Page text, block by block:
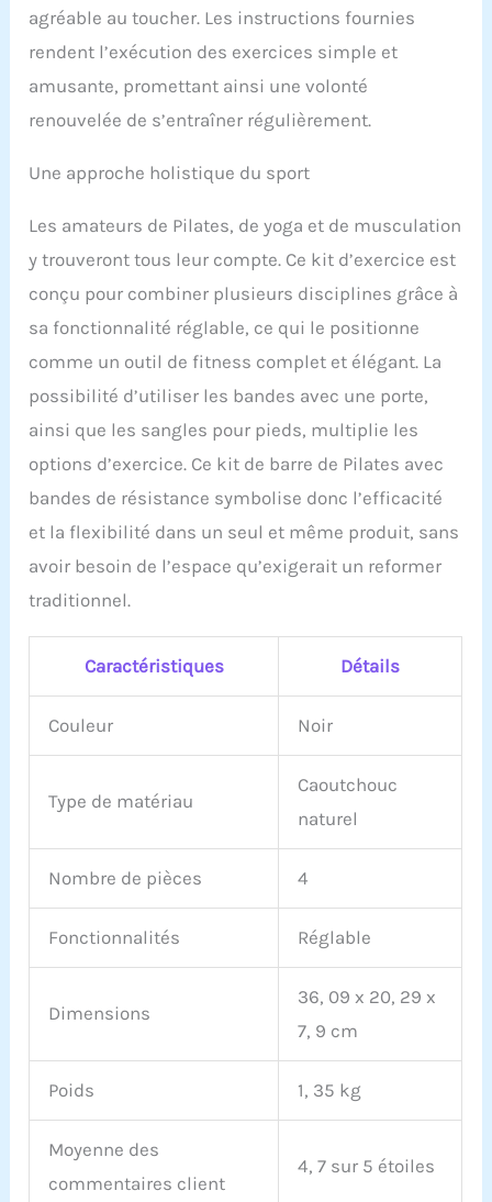
comprend 3 sections de
tuyaux en acier vissés, 4
bandes de résistance, 2
poignées avec
rembourrage doux haute
0,6 m, 1 ancrage de porte
divers exercices.
Installation et
démontage faciles : notre
kit de barre de Pilates
pour entraînement ne
pèse que 0,5 kg avec sac
de transport noir, léger et
portable. Ils sont le
complément parfait à
votre sac de sport, que
vous soyez à la maison, à
la salle de sport, au
bureau, à l'extérieur ou en
voyage. Peut être utilisé
pour le yoga, le pilates,
les étirements, le fitness,
à sculpter votre corps en
une œuvre d'art et faites
des jaloux des amateurs
tracas de 60 jours et
garantie de 12 mois Pour
d'utilisation, veuillez
nous contacter
rapidement et nous vous
répondrons dans les 24
satisfaction totale est
notre objectif ultime.
Cliquez sur « Ajouter au
panier » dès maintenant
agréable au toucher. Les instructions fournies
rendent l’exécution des exercices simple et
amusante, promettant ainsi une volonté
renouvelée de s’entraîner régulièrement.
Une approche holistique du sport
Les amateurs de Pilates, de yoga et de musculation
y trouveront tous leur compte. Ce kit d’exercice est
conçu pour combiner plusieurs disciplines grâce à
sa fonctionnalité réglable, ce qui le positionne
comme un outil de fitness complet et élégant. La
possibilité d’utiliser les bandes avec une porte,
ainsi que les sangles pour pieds, multiplie les
options d’exercice. Ce kit de barre de Pilates avec
bandes de résistance symbolise donc l’efficacité
et la flexibilité dans un seul et même produit, sans
avoir besoin de l’espace qu’exigerait un reformer
traditionnel.
Caractéristiques Détails
Couleur Noir
Type de matériau
Caoutchouc
naturel
Nombre de pièces 4
Fonctionnalités Réglable
Dimensions
36, 09 x 20, 29 x
7, 9 cm
Poids 1, 35 kg
Moyenne des
commentaires client
4, 7 sur 5 étoiles